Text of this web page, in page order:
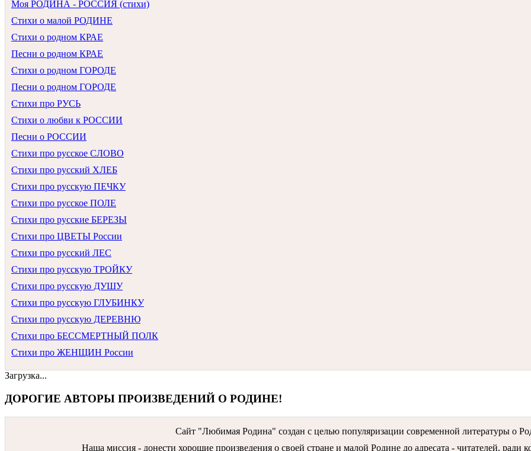
Моя РОДИНА - РОССИЯ (стихи)
Стихи о малой РОДИНЕ
Стихи о родном КРАЕ
Песни о родном КРАЕ
Стихи о родном ГОРОДЕ
Песни о родном ГОРОДЕ
Стихи про РУСЬ
Стихи о любви к РОССИИ
Песни о РОССИИ
Стихи про русское СЛОВО
Стихи про русский ХЛЕБ
Стихи про русскую ПЕЧКУ
Стихи про русское ПОЛЕ
Стихи про русские БЕРЕЗЫ
Стихи про ЦВЕТЫ России
Стихи про русский ЛЕС
Стихи про русскую ТРОЙКУ
Стихи про русскую ДУШУ
Стихи про русскую ГЛУБИНКУ
Стихи про русскую ДЕРЕВНЮ
Стихи про БЕССМЕРТНЫЙ ПОЛК
Стихи про ЖЕНЩИН России
Загрузка...
ДОРОГИЕ АВТОРЫ ПРОИЗВЕДЕНИЙ О РОДИНЕ!
Сайт "Любимая Родина" создан c целью популяризации современной литературы о
Наша миссия - донести хорошие произведения о своей стране и малой Родине до адресата - читателей, ради